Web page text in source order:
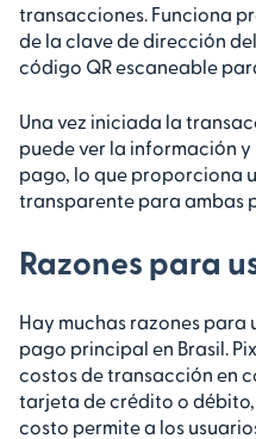
transacciones. Funciona
de la clave de dirección
código QR escaneable
Una vez iniciada la
puede ver la información
pago, lo que proporciona
transparente para ambas
Razones para
Hay muchas razones
pago principal en Brasil.
costos de transacción en
tarjeta de crédito o
costo permite a los